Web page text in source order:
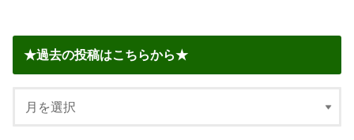
★過去の投稿はこちらから★